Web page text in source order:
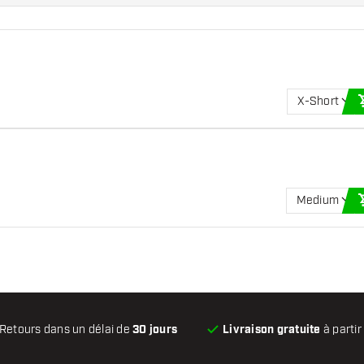
X-Short
Medium
dans un délai de30 jours Livraison gratuite à partir